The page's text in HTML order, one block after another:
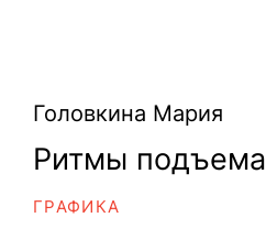
Головкина Мария
Ритмы подъема
ГРАФИКА